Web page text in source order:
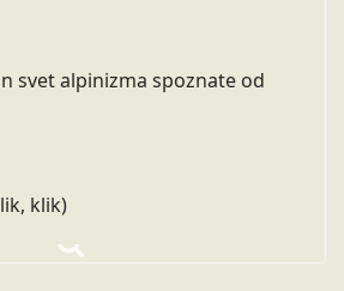
svet alpinizma spoznate od
klik)